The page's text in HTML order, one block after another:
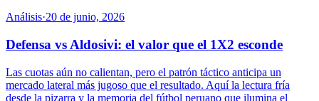
Análisis·20 de junio, 2026
Defensa vs Aldosivi: el valor que el 1X2 esconde
Las cuotas aún no calientan, pero el patrón táctico anticipa un
mercado lateral más jugoso que el resultado. Aquí la lectura fría
desde la pizarra y la memoria del fútbol peruano que ilumina el